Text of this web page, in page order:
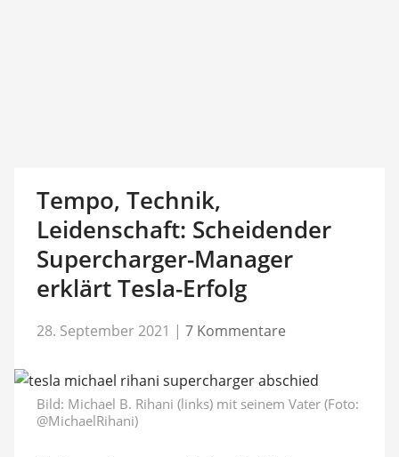
Tempo, Technik,
Leidenschaft: Scheidender
Supercharger-Manager
erklärt Tesla-Erfolg
28. September 2021 | 7 Kommentare
Bild: Michael B. Rihani (links) mit seinem Vater (Foto:
@MichaelRihani)